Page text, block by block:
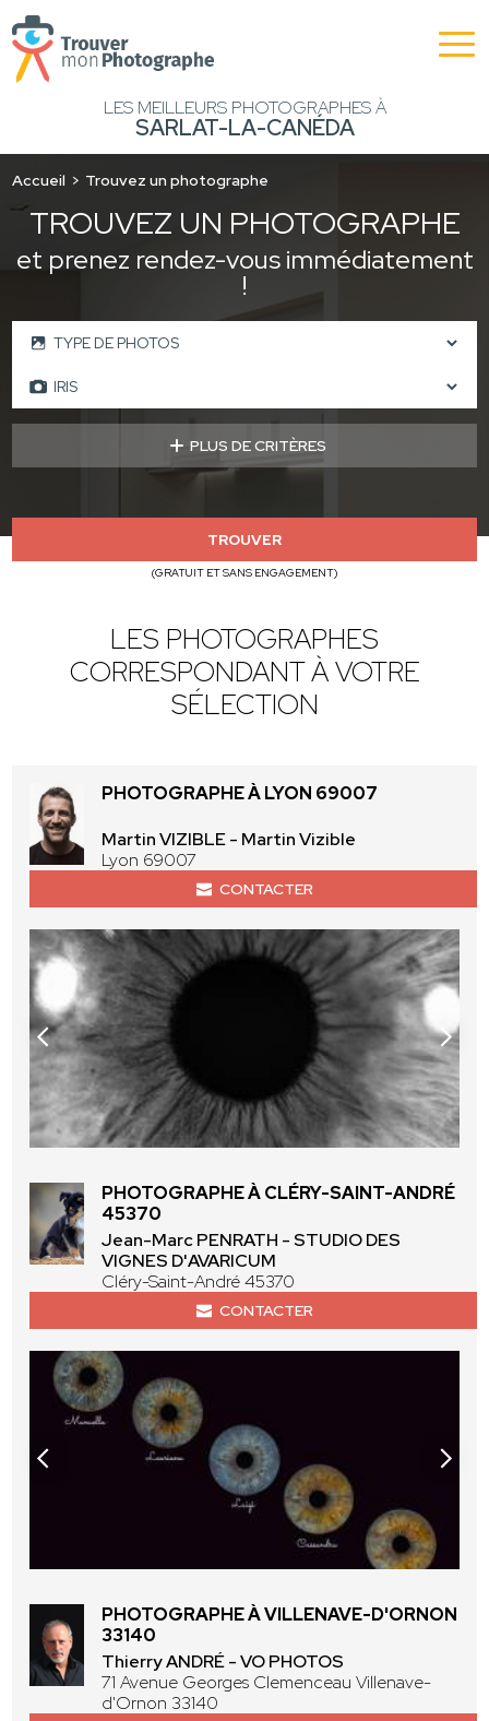
LES MEILLEURS PHOTOGRAPHES À
SARLAT-LA-CANÉDA
Accueil Trouvez un photographe
TROUVEZ UN PHOTOGRAPHE
et prenez rendez-vous immédiatement
!
PLUS DE CRITÈRES
TROUVER
(GRATUIT ET SANS ENGAGEMENT)
LES PHOTOGRAPHES
CORRESPONDANT À VOTRE
SÉLECTION
PHOTOGRAPHE À LYON 69007
Martin VIZIBLE - Martin Vizible
Lyon 69007
CONTACTER
PHOTOGRAPHE À CLÉRY-SAINT-ANDRÉ
45370
Jean-Marc PENRATH - STUDIO DES
VIGNES D'AVARICUM
Cléry-Saint-André 45370
CONTACTER
PHOTOGRAPHE À VILLENAVE-D'ORNON
33140
Thierry ANDRÉ - VO PHOTOS
71 Avenue Georges Clemenceau Villenave-
d'Ornon 33140